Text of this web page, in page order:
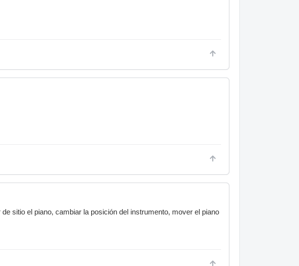
sitio el piano, cambiar la posición del instrumento, mover el piano